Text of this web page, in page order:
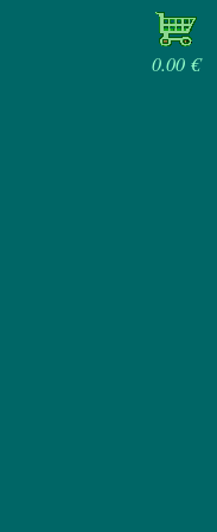
0.00 €